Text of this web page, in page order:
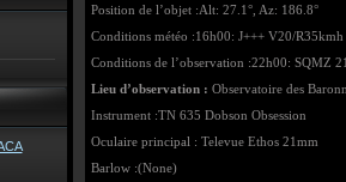
Position de l’objet :Alt: 27.1°, Az: 186.8°
Conditions météo :16h00: J+++ V20/
Conditions de l’observation :22h00:
Lieu d’observation : Observatoire des
Instrument :TN 635 Dobson Obsession
Oculaire principal : Televue Ethos 21mm
Barlow :(None)